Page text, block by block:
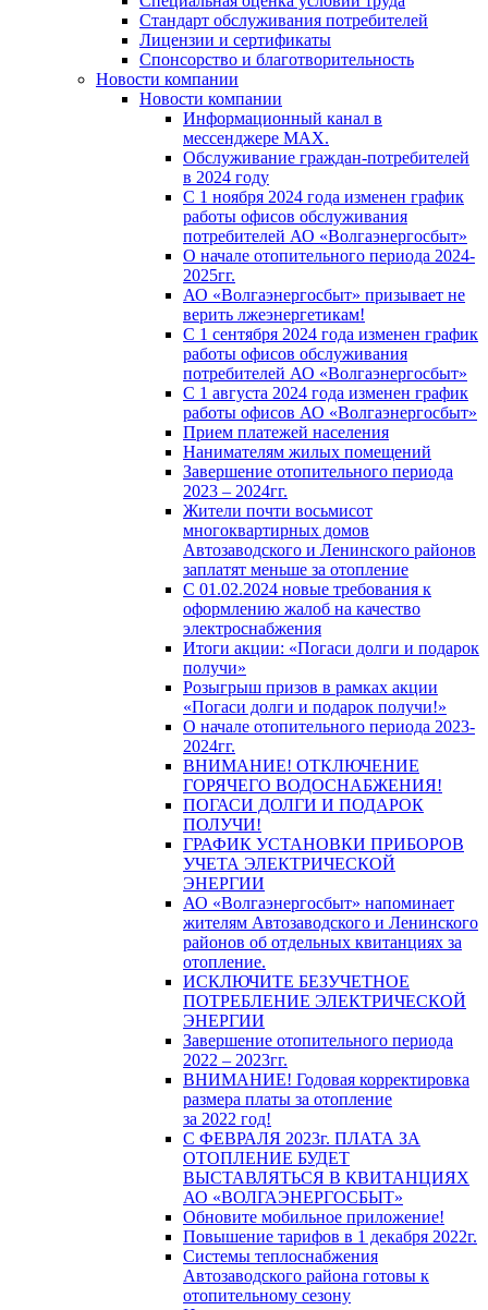
Стандарт обслуживания потребителей
Лицензии и сертификаты
Спонсорство и благотворительность
Новости компании
Новости компании
Информационный канал в
мессенджере MAX.
Обслуживание граждан-потребителей
в 2024 году
С 1 ноября 2024 года изменен график
работы офисов обслуживания
потребителей АО «Волгаэнергосбыт»
О начале отопительного периода 2024-
2025гг.
АО «Волгаэнергосбыт» призывает не
верить лжеэнергетикам!
С 1 сентября 2024 года изменен график
работы офисов обслуживания
потребителей АО «Волгаэнергосбыт»
С 1 августа 2024 года изменен график
работы офисов АО «Волгаэнергосбыт»
Прием платежей населения
Нанимателям жилых помещений
Завершение отопительного периода
2023 – 2024гг.
Жители почти восьмисот
многоквартирных домов
Автозаводского и Ленинского районов
заплатят меньше за отопление
С 01.02.2024 новые требования к
оформлению жалоб на качество
электроснабжения
Итоги акции: «Погаси долги и подарок
получи»
Розыгрыш призов в рамках акции
«Погаси долги и подарок получи!»
О начале отопительного периода 2023-
2024гг.
ВНИМАНИЕ! ОТКЛЮЧЕНИЕ
ГОРЯЧЕГО ВОДОСНАБЖЕНИЯ!
ПОГАСИ ДОЛГИ И ПОДАРОК
ПОЛУЧИ!
ГРАФИК УСТАНОВКИ ПРИБОРОВ
УЧЕТА ЭЛЕКТРИЧЕСКОЙ
ЭНЕРГИИ
АО «Волгаэнергосбыт» напоминает
жителям Автозаводского и Ленинского
районов об отдельных квитанциях за
отопление.
ИСКЛЮЧИТЕ БЕЗУЧЕТНОЕ
ПОТРЕБЛЕНИЕ ЭЛЕКТРИЧЕСКОЙ
ЭНЕРГИИ
Завершение отопительного периода
2022 – 2023гг.
ВНИМАНИЕ! Годовая корректировка
размера платы за отопление
за 2022 год!
С ФЕВРАЛЯ 2023г. ПЛАТА ЗА
ОТОПЛЕНИЕ БУДЕТ
ВЫСТАВЛЯТЬСЯ В КВИТАНЦИЯХ
АО «ВОЛГАЭНЕРГОСБЫТ»
Обновите мобильное приложение!
Повышение тарифов в 1 декабря 2022г.
Системы теплоснабжения
Автозаводского района готовы к
отопительному сезону